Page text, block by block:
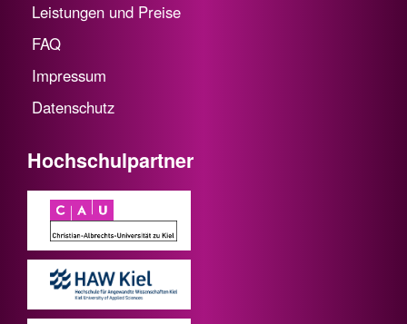
Leistungen und Preise
FAQ
Impressum
Datenschutz
Hochschulpartner